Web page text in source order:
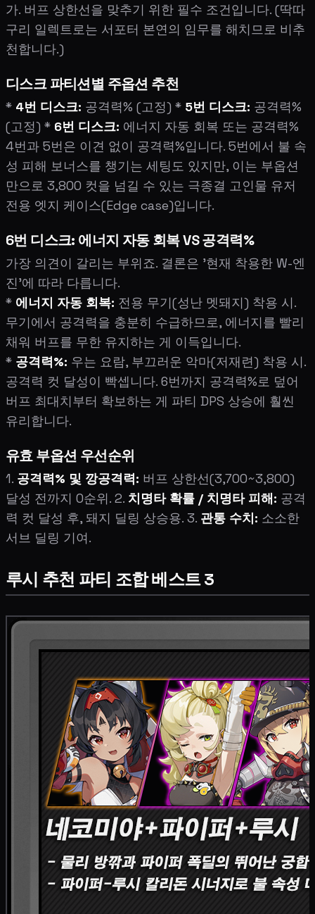
가. 버프 상한선을 맞추기 위한 필수 조건입니다. (딱따
구리 일렉트로는 서포터 본연의 임무를 해치므로 비추
천합니다.)
디스크 파티션별 주옵션 추천
* 4번 디스크: 공격력% (고정) * 5번 디스크: 공격력%
(고정) * 6번 디스크: 에너지 자동 회복 또는 공격력%
4번과 5번은 이견 없이 공격력%입니다. 5번에서 불 속
성 피해 보너스를 챙기는 세팅도 있지만, 이는 부옵션
만으로 3,800 컷을 넘길 수 있는 극종결 고인물 유저
전용 엣지 케이스(Edge case)입니다.
6번 디스크: 에너지 자동 회복 VS 공격력%
가장 의견이 갈리는 부위죠. 결론은 '현재 착용한 W-엔
진'에 따라 다릅니다.
* 에너지 자동 회복: 전용 무기(성난 멧돼지) 착용 시.
무기에서 공격력을 충분히 수급하므로, 에너지를 빨리
채워 버프를 무한 유지하는 게 이득입니다.
* 공격력%: 우는 요람, 부끄러운 악마(저재련) 착용 시.
공격력 컷 달성이 빡셉니다. 6번까지 공격력%로 덮어
버프 최대치부터 확보하는 게 파티 DPS 상승에 훨씬
유리합니다.
유효 부옵션 우선순위
1. 공격력% 및 깡공격력: 버프 상한선(3,700~3,800)
달성 전까지 0순위. 2. 치명타 확률 / 치명타 피해: 공격
력 컷 달성 후, 돼지 딜링 상승용. 3. 관통 수치: 소소한
서브 딜링 기여.
루시 추천 파티 조합 베스트 3